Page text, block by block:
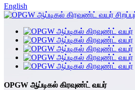
English
OPGW ஆப்டிகல் கிரவுண்ட் வயர்